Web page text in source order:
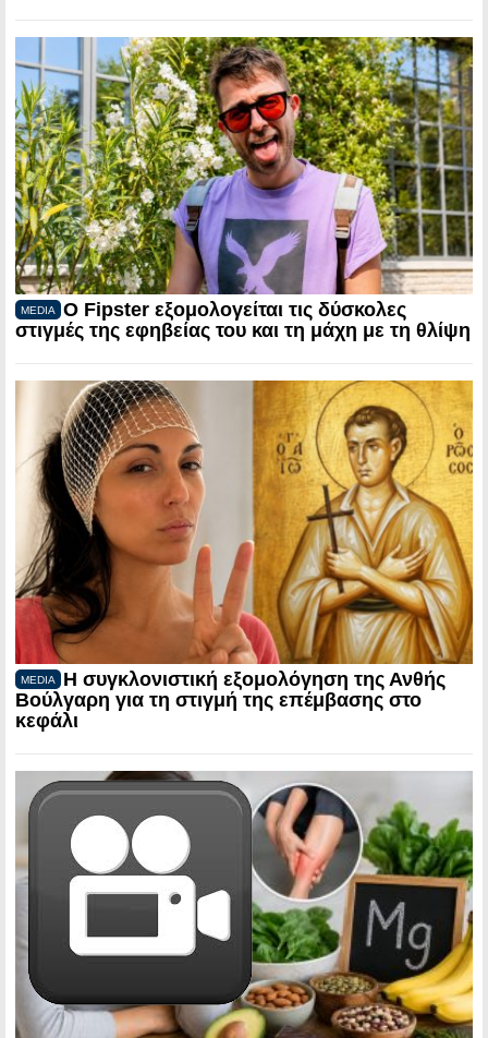
MEDIA
Ο Fipster εξομολογείται τις δύσκολες
στιγμές της εφηβείας του και τη μάχη με τη θλίψη
MEDIA
Η συγκλονιστική εξομολόγηση της Ανθής
Βούλγαρη για τη στιγμή της επέμβασης στο
κεφάλι